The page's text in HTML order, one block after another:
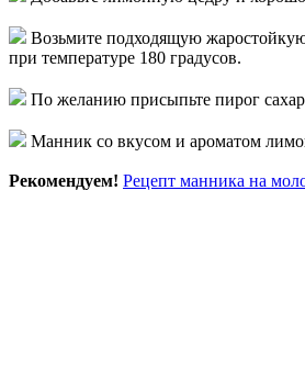
Возьмите подходящую
при температуре 180 градусов.
По желанию присыпьте пирог
Манник со вкусом и ароматом
Рекомендуем! Рецепт манника на